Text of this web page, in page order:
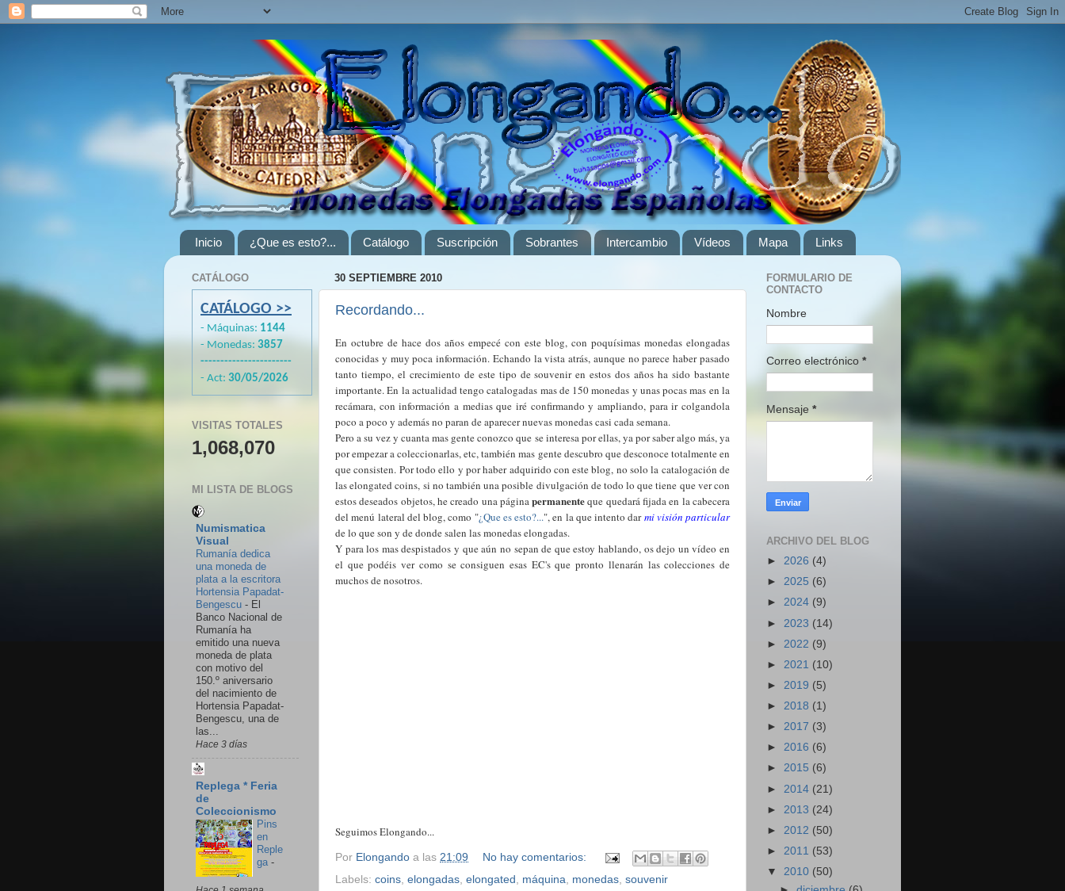
Inicio ¿Que es esto?... Catálogo Suscripción Sobrantes Intercambio Vídeos Mapa Links
30 SEPTIEMBRE 2010
Recordando...
En octubre de hace dos años empecé con este blog, con poquísimas monedas elongadas
conocidas y muy poca información. Echando la vista atrás, aunque no parece haber pasado
tanto tiempo, el crecimiento de este tipo de souvenir en estos dos años ha sido bastante
importante. En la actualidad tengo catalogadas mas de 150 monedas y unas pocas mas en la
recámara, con información a medias que iré confirmando y ampliando, para ir colgandola
poco a poco y además no paran de aparecer nuevas monedas casi cada semana.
Pero a su vez y cuanta mas gente conozco que se interesa por ellas, ya por saber algo más, ya
por empezar a coleccionarlas, etc, también mas gente descubro que desconoce totalmente en
que consisten. Por todo ello y por haber adquirido con este blog, no solo la catalogación de
las elongated coins, si no también una posible divulgación de todo lo que tiene que ver con
estos deseados objetos, he creado una páginapermanenteque quedará fijada en la cabecera
del menú lateral del blog, como "¿Que es esto?...", en la que intento darmi visión particular
de lo que son y de donde salen las monedas elongadas.
Y para los mas despistados y que aún no sepan de que estoy hablando, os dejo un vídeo en
el que podéis ver como se consiguen esas EC's que pronto llenarán las colecciones de
muchos de nosotros.
Seguimos Elongando...
Por Elongando a las 21:09
No hay comentarios:
Labels: coins elongadas elongated máquina monedas souvenir
CATÁLOGO
CATÁLOGO >>
- Máquinas: 1144
- Monedas: 3857
-----------------------
- Act: 30/05/2026
VISITAS TOTALES
1,068,070
MI LISTA DE BLOGS
Numismatica
Visual
Rumanía dedica
una moneda de
plata a la escritora
Hortensia Papadat-
Bengescu - El
Banco Nacional de
Rumanía ha
emitido una nueva
moneda de plata
con motivo del
150.º aniversario
del nacimiento de
Hortensia Papadat-
Bengescu, una de
las...
Hace 3 días
Replega * Feria
de
Coleccionismo
Pins
en
Reple
ga -
FORMULARIO DE
CONTACTO
Nombre
Correo electrónico *
Mensaje *
ARCHIVO DEL BLOG
► 2026 (4)
► 2025 (6)
► 2024 (9)
► 2023 (14)
► 2022 (9)
► 2021 (10)
► 2019 (5)
► 2018 (1)
► 2017 (3)
► 2016 (6)
► 2015 (6)
► 2014 (21)
► 2013 (24)
► 2012 (50)
► 2011 (53)
▼ 2010 (50)